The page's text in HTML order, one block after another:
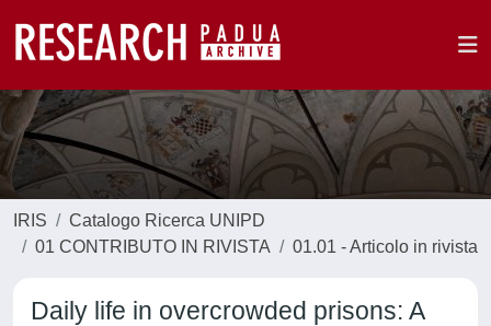
IRIS
Catalogo Ricerca UNIPD
01 CONTRIBUTO IN RIVISTA
01.01 - Articolo in rivista
Daily life in overcrowded prisons: A